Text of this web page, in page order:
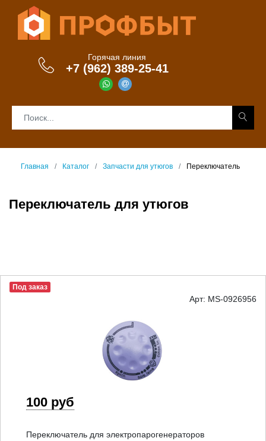
Горячая линия
+7 (962) 389-25-41
Главная Каталог Запчасти для утюгов Переключатель
Переключатель для утюгов
Под заказ
Арт: MS-0926956
100 руб
Переключатель для электропарогенераторов